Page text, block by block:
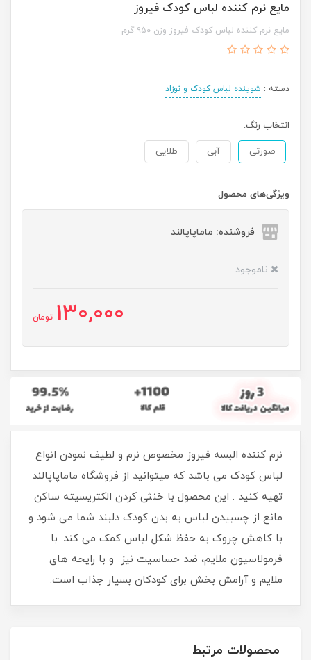
مایع نرم کننده لباس کودک فیروز
مایع نرم کننده لباس کودک فیروز وزن ۹۵۰ گرم
دسته : شوینده لباس کودک و نوزاد
انتخاب رنگ:
صورتی آبی طلایی
ویژگی‌های محصول
فروشنده: ماماپاپالند
ناموجود
130,000 تومان
نرم کننده البسه فیروز مخصوص نرم و لطیف نمودن انواع
لباس کودک می باشد که میتوانید از فروشگاه ماماپاپالند
تهیه کنید . این محصول با خنثی کردن الکتریسیته ساکن
مانع از چسبیدن لباس به بدن کودک دلبند شما می شود و
با کاهش چروک به حفظ شکل لباس کمک می کند. با
فرمولاسیون ملایم، ضد حساسیت نیز و با رایحه های
ملایم و آرامش بخش برای کودکان بسیار جذاب است.
محصولات مرتبط